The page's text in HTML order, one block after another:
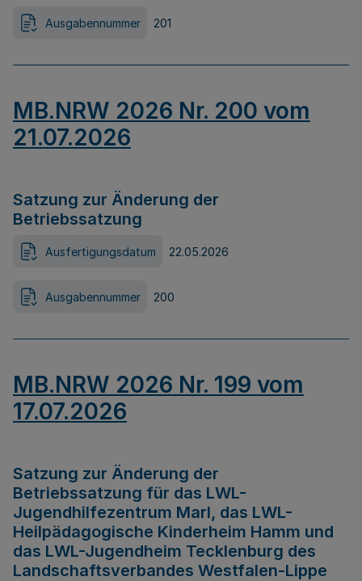
Ausgabennummer 201
MB.NRW 2026 Nr. 200 vom
21.07.2026
Satzung zur Änderung der
Betriebssatzung
Ausfertigungsdatum 22.05.2026
Ausgabennummer 200
MB.NRW 2026 Nr. 199 vom
17.07.2026
Satzung zur Änderung der
Betriebssatzung für das LWL-
Jugendhilfezentrum Marl, das LWL-
Heilpädagogische Kinderheim Hamm und
das LWL-Jugendheim Tecklenburg des
Landschaftsverbandes Westfalen-Lippe